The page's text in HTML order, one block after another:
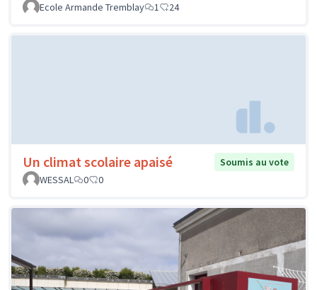
Ecole Armande Tremblay
1 24
Un climat scolaire apaisé
Soumis au vote
WESSAL
0 0